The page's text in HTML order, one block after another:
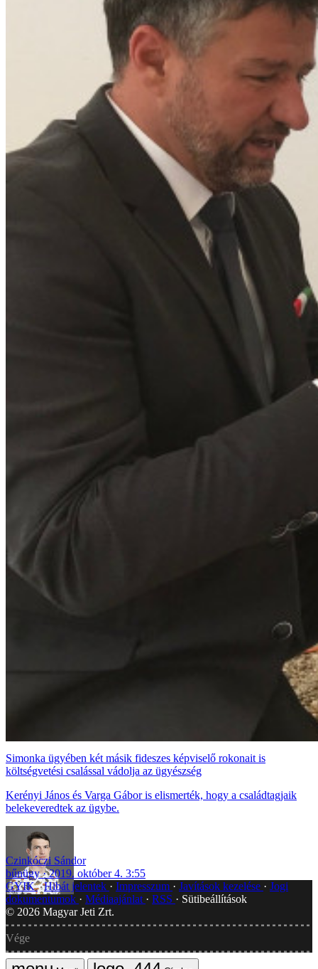
Simonka ügyében két másik fideszes képviselő rokonait is
költségvetési csalással vádolja az ügyészség
Kerényi János és Varga Gábor is elismerték, hogy a családtagjaik
belekeveredtek az ügybe.
Czinkóczi Sándor
bűnügy
2019. október 4. 3:55
GYIK Hibát jelentek Impresszum Javítások kezelése
Jogi
dokumentumok
Médiaajánlat RSS
Sütibeállítások
© 2026 Magyar Jeti Zrt.
Vége